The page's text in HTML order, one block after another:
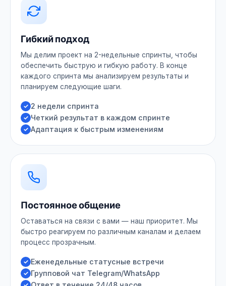
Гибкий подход
Мы делим проект на 2-недельные спринты, чтобы
обеспечить быструю и гибкую работу. В конце
каждого спринта мы анализируем результаты и
планируем следующие шаги.
2 недели спринта
Четкий результат в каждом спринте
Адаптация к быстрым изменениям
Постоянное общение
Оставаться на связи с вами — наш приоритет. Мы
быстро реагируем по различным каналам и делаем
процесс прозрачным.
Еженедельные статусные встречи
Групповой чат Telegram/WhatsApp